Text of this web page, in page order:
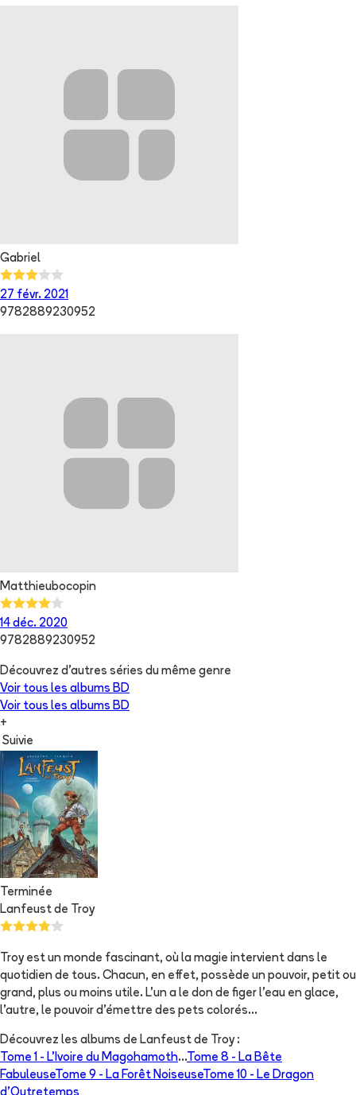
Gabriel
27 févr. 2021
9782889230952
Matthieubocopin
14 déc. 2020
9782889230952
Découvrez d'autres séries du même genre
Voir tous les albums BD
Voir tous les albums BD
+
Suivie
Terminée
Lanfeust de Troy
Troy est un monde fascinant, où la magie intervient dans le
quotidien de tous. Chacun, en effet, possède un pouvoir, petit ou
grand, plus ou moins utile. L'un a le don de figer l'eau en glace,
l'autre, le pouvoir d'émettre des pets colorés...
Découvrez les albums de Lanfeust de Troy :
Tome 1 - L'Ivoire du Magohamoth...Tome 8 - La Bête
FabuleuseTome 9 - La Forêt NoiseuseTome 10 - Le Dragon